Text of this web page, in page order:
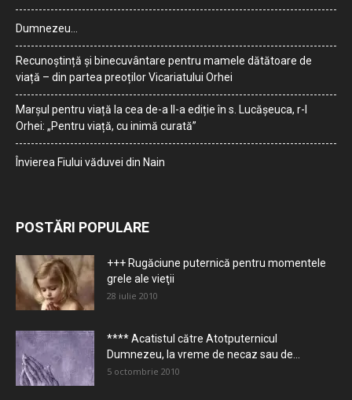
Dumnezeu…
Recunoștință și binecuvântare pentru mamele dătătoare de
viață – din partea preoților Vicariatului Orhei
Marșul pentru viață la cea de-a II-a ediție în s. Lucășeuca, r-l
Orhei: „Pentru viață, cu inimă curată”
Învierea Fiului văduvei din Nain
POSTĂRI POPULARE
+++ Rugăciune puternică pentru momentele
grele ale vieţii
28 iulie 2010
**** Acatistul către Atotputernicul
Dumnezeu, la vreme de necaz sau de...
5 octombrie 2010